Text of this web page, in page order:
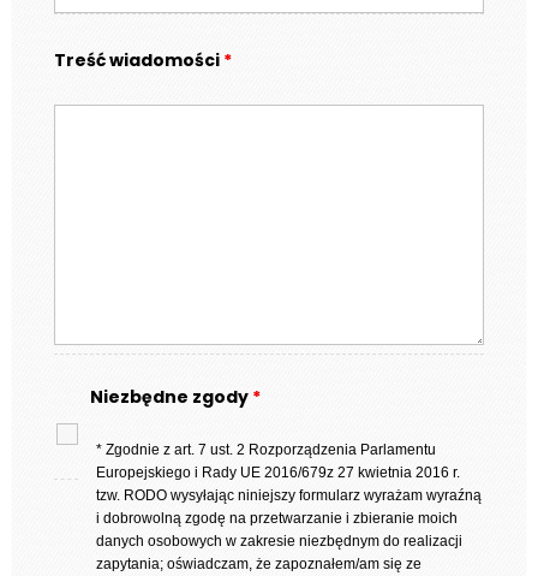
Treść wiadomości *
Niezbędne zgody *
* Zgodnie z art. 7 ust. 2 Rozporządzenia Parlamentu
Europejskiego i Rady UE 2016/679z 27 kwietnia 2016 r.
tzw. RODO wysyłając niniejszy formularz wyrażam wyraźną
i dobrowolną zgodę na przetwarzanie i zbieranie moich
danych osobowych w zakresie niezbędnym do realizacji
zapytania; oświadczam, że zapoznałem/am się ze